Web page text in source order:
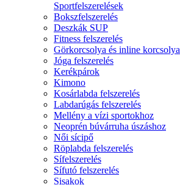
Sportfelszerelések
Bokszfelszerelés
Deszkák SUP
Fitness felszerelés
Görkorcsolya és inline korcsolya
Jóga felszerelés
Kerékpárok
Kimono
Kosárlabda felszerelés
Labdarúgás felszerelés
Mellény a vízi sportokhoz
Neoprén búvárruha úszáshoz
Női sícipő
Röplabda felszerelés
Sífelszerelés
Sífutó felszerelés
Sisakok